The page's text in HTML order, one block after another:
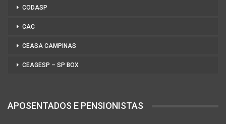
CODASP
CAC
CEASA CAMPINAS
CEAGESP – SP BOX
APOSENTADOS E PENSIONISTAS